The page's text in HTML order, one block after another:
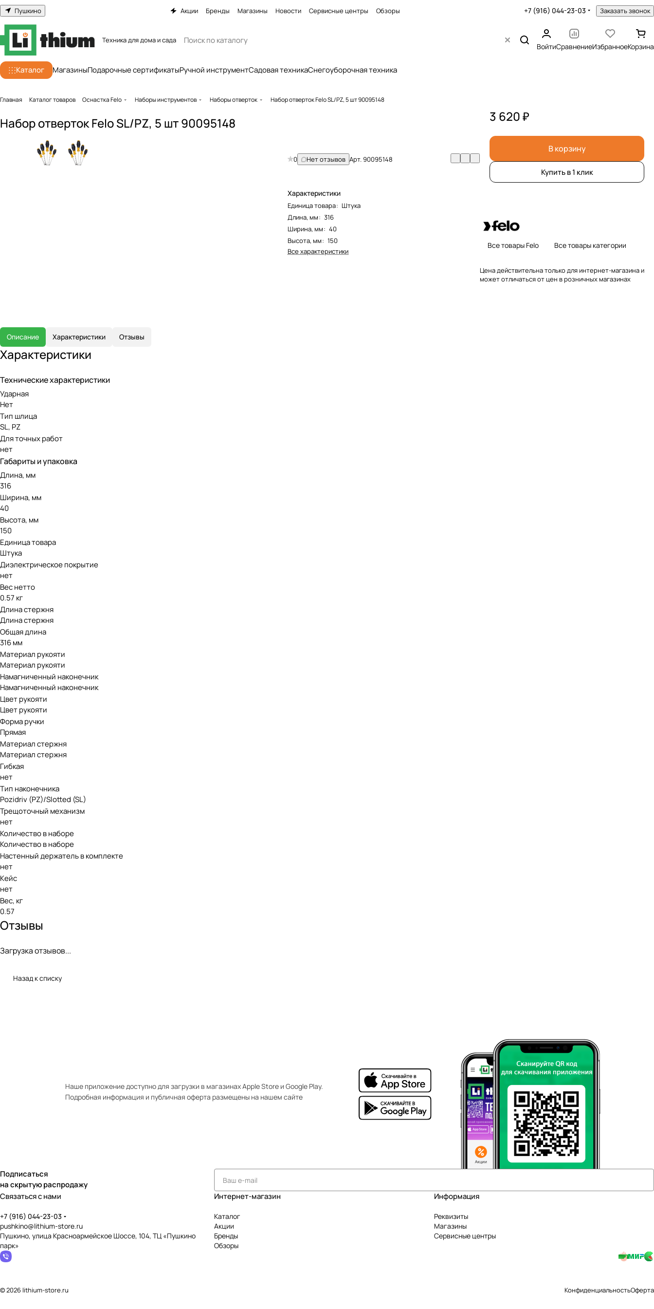
Пушкино Акции Бренды Магазины Новости Сервисные центры Обзоры +7 (916) 044-23-03 Заказать звонок
Техника для дома и сада
ВойтиСравнениеИзбранноеКорзина
Каталог МагазиныПодарочные сертификатыРучной инструментСадовая техникаСнегоуборочная техника
Главная Каталог товаров Оснастка Felo Наборы инструментов Наборы отверток Набор отверток Felo SL/PZ, 5 шт 90095148
Набор отверток Felo SL/PZ, 5 шт 90095148
0 Нет отзывов Арт.90095148
Характеристики
Единица товара: Штука
Длина, мм: 316
Ширина, мм: 40
Высота, мм: 150
Все характеристики
3 620 ₽
В корзину
Купить в 1 клик
Все товары Felo Все товары категории
Цена действительна только для интернет-магазина и
может отличаться от цен в розничных магазинах
Описание Характеристики Отзывы
Характеристики
Технические характеристики
Ударная
Нет
Тип шлица
SL, PZ
Для точных работ
нет
Габариты и упаковка
Длина, мм
316
Ширина, мм
40
Высота, мм
150
Единица товара
Штука
Диэлектрическое покрытие
нет
Вес нетто
0.57 кг
Длина стержня
Длина стержня
Общая длина
316 мм
Материал рукояти
Материал рукояти
Намагниченный наконечник
Намагниченный наконечник
Цвет рукояти
Цвет рукояти
Форма ручки
Прямая
Материал стержня
Материал стержня
Гибкая
нет
Тип наконечника
Pozidriv (PZ)/Slotted (SL)
Трещоточный механизм
нет
Количество в наборе
Количество в наборе
Настенный держатель в комплекте
нет
Кейс
нет
Вес, кг
0.57
Отзывы
Загрузка отзывов...
Назад к списку
Наше приложение доступно для загрузки в магазинах Apple Store и Google Play.
Подробная информация и публичная оферта размещены на нашем сайте
Подписаться
на скрытую распродажу
Связаться с нами
+7 (916) 044-23-03
pushkino@lithium-store.ru
Пушкино, улица Красноармейское Шоссе, 104, ТЦ «Пушкино
парк»
Интернет-магазин
Каталог
Акции
Бренды
Обзоры
Информация
Реквизиты
Магазины
Сервисные центры
© 2026 lithium-store.ru КонфиденциальностьОферта